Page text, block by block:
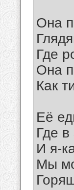
Она
Где
Она
Как
Её
Где
И я-
Мы